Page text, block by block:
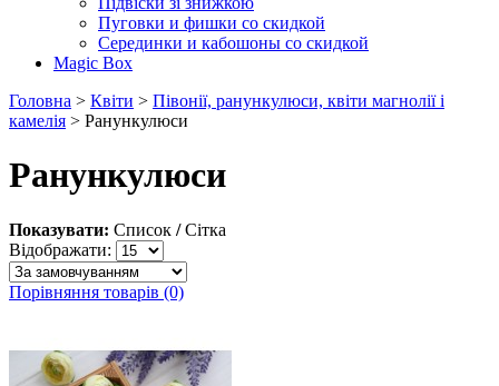
Пуговки и фишки со скидкой
Серединки и кабошоны со скидкой
Magic Box
Головна > Квіти > Півонії, ранункулюси, квіти магнолії і
камелія > Ранункулюси
Ранункулюси
Показувати: Список / Сітка
Відображати:
Порівняння товарів (0)